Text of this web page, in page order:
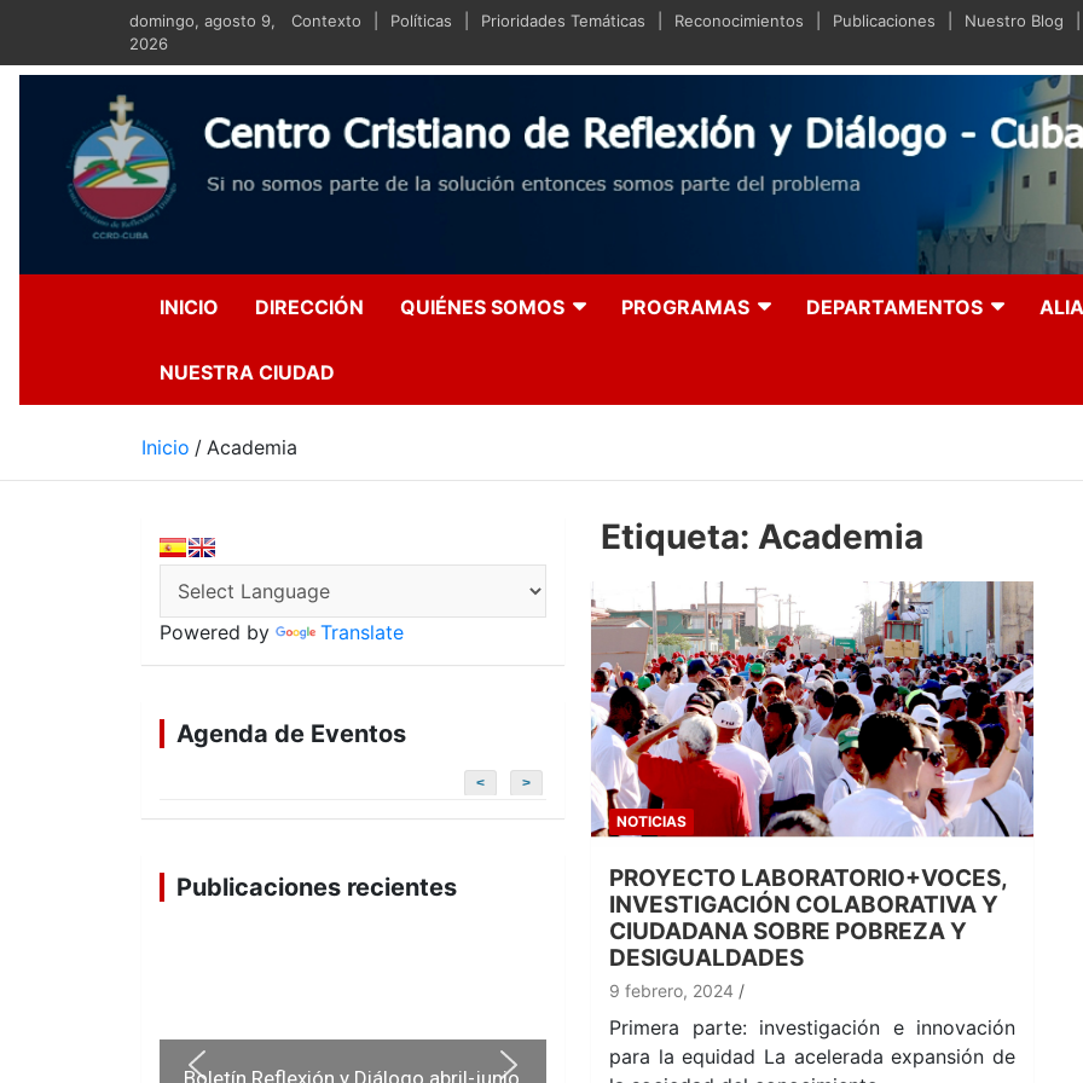
contenido
domingo, agosto 9,
2026
Contexto Políticas Prioridades Temáticas Reconocimientos Publicaciones Nuestro Blog
Centro Cristiano de Reflexión y
Si no somos parte de la solución entonces somos parte del problema
INICIO DIRECCIÓN QUIÉNES SOMOS PROGRAMAS DEPARTAMENTOS
NUESTRA CIUDAD
Inicio Academia
Etiqueta: Academia
NOTICIAS
PROYECTO LABORATORIO+VOCES,
INVESTIGACIÓN COLABORATIVA Y
CIUDADANA SOBRE POBREZA Y
DESIGUALDADES
9 febrero, 2024
Primera parte: investigación e innovación
para la equidad La acelerada expansión de
Powered by Translate
Agenda de Eventos
< >
Publicaciones recientes
Boletín Reflexión y Diálogo abril-junio